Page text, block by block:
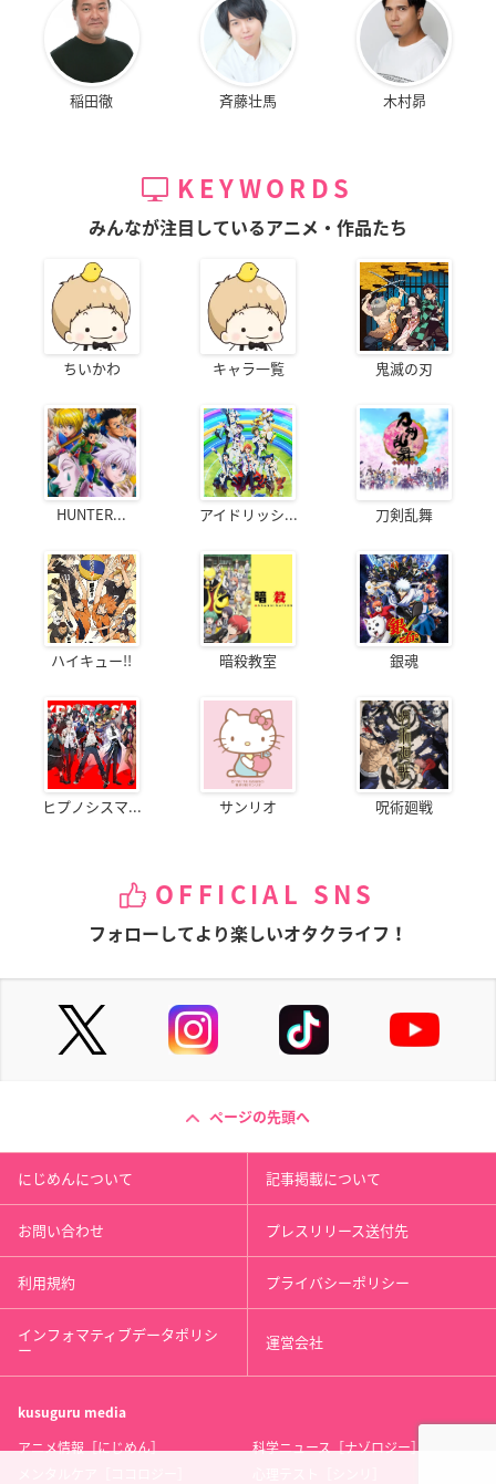
稲田徹 斉藤壮馬 木村昴
KEYWORDS
みんなが注目しているアニメ・作品たち
ちいかわ キャラ一覧 鬼滅の刃
HUNTER... アイドリッシ... 刀剣乱舞
ハイキュー!! 暗殺教室 銀魂
ヒプノシスマ... サンリオ 呪術廻戦
OFFICIAL SNS
フォローしてより楽しいオタクライフ！
ページの先頭へ
にじめんについて 記事掲載について
お問い合わせ プレスリリース送付先
利用規約 プライバシーポリシー
インフォマティブデータポリシ
ー 運営会社
kusuguru media
アニメ情報［にじめん］
科学ニュース［ナゾロジー］